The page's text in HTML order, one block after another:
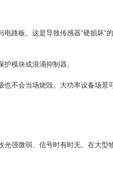
路板。这是导致传感器“硬损坏”
模块或浪涌抑制器。
也不会当场烧毁。大功率设备场景
强微弱、信号时有时无。在大型